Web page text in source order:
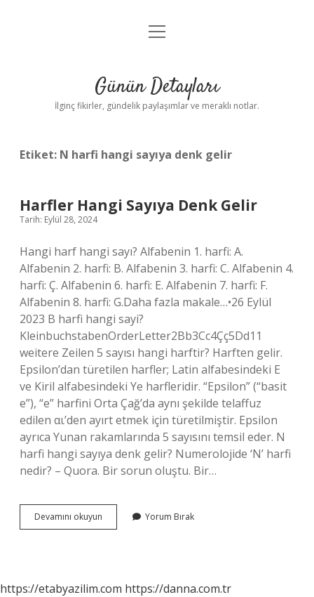
Gizlilik Politikası
Yasal Uyarı
menüyü
Günün Detayları
İlginç fikirler, gündelik paylaşımlar ve meraklı notlar.
Etiket: N harfi hangi sayıya denk gelir
Harfler Hangi Sayıya Denk Gelir
Tarih: Eylül 28, 2024
Hangi harf hangi sayı? Alfabenin 1. harfi: A.
Alfabenin 2. harfi: B. Alfabenin 3. harfi: C. Alfabenin 4.
harfi: Ç. Alfabenin 6. harfi: E. Alfabenin 7. harfi: F.
Alfabenin 8. harfi: G.Daha fazla makale…•26 Eylül
2023 B harfi hangi sayi?
KleinbuchstabenOrderLetter2Bb3Cc4Çç5Dd11
weitere Zeilen 5 sayısı hangi harftir? Harften gelir.
Epsilon’dan türetilen harfler; Latin alfabesindeki E
ve Kiril alfabesindeki Ye harfleridir. “Epsilon” (“basit
e”), “e” harfini Orta Çağ’da aynı şekilde telaffuz
edilen αι’den ayırt etmek için türetilmiştir. Epsilon
ayrıca Yunan rakamlarında 5 sayısını temsil eder. N
harfi hangi sayıya denk gelir? Numerolojide ‘N’ harfi
nedir? – Quora. Bir sorun oluştu. Bir…
Devamını okuyun
Hangi
Yorum Bırak
https://etabyazilim.com https://danna.com.tr